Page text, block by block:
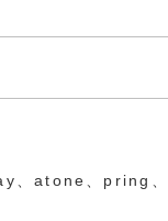
、atone、pring、